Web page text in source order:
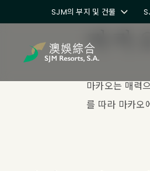
SJM의 부지 및 건물
마카
마카오는 매력
를 따라 마카오